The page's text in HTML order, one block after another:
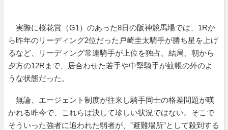
実際に桜花賞（G1）のあった8日の阪神競馬場では、1Rか
ら昨年のリーディング2位だった戸崎圭太騎手が勝ち星を上げ
るなど、リーディング常連騎手が上位を独占。結局、朝から
夕方の12Rまで、居合わせた若手や中堅騎手が蚊帳の外のよ
うな状態だった。
無論、エージェント制度が往来し騎手同士の格差問題が嘆
かれる昨今で、これらは決して珍しい状況ではない。そこで
そういった強者に追われた弱者が、”避難場所”として殺到する